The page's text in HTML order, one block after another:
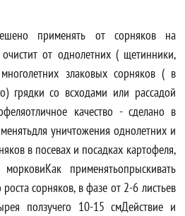
применять от сорняков на
от однолетних ( щетинники,
злаковых сорняков ( в
грядки со всходами или рассадой
качество - сделано в
уничтожения однолетних и
в посевах и посадках картофеля,
применятьопрыскивать
сорняков, в фазе от 2-6 листьев
ползучего 10-15 смДействие и